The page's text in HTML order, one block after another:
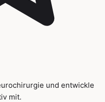
und entwickle
mit.